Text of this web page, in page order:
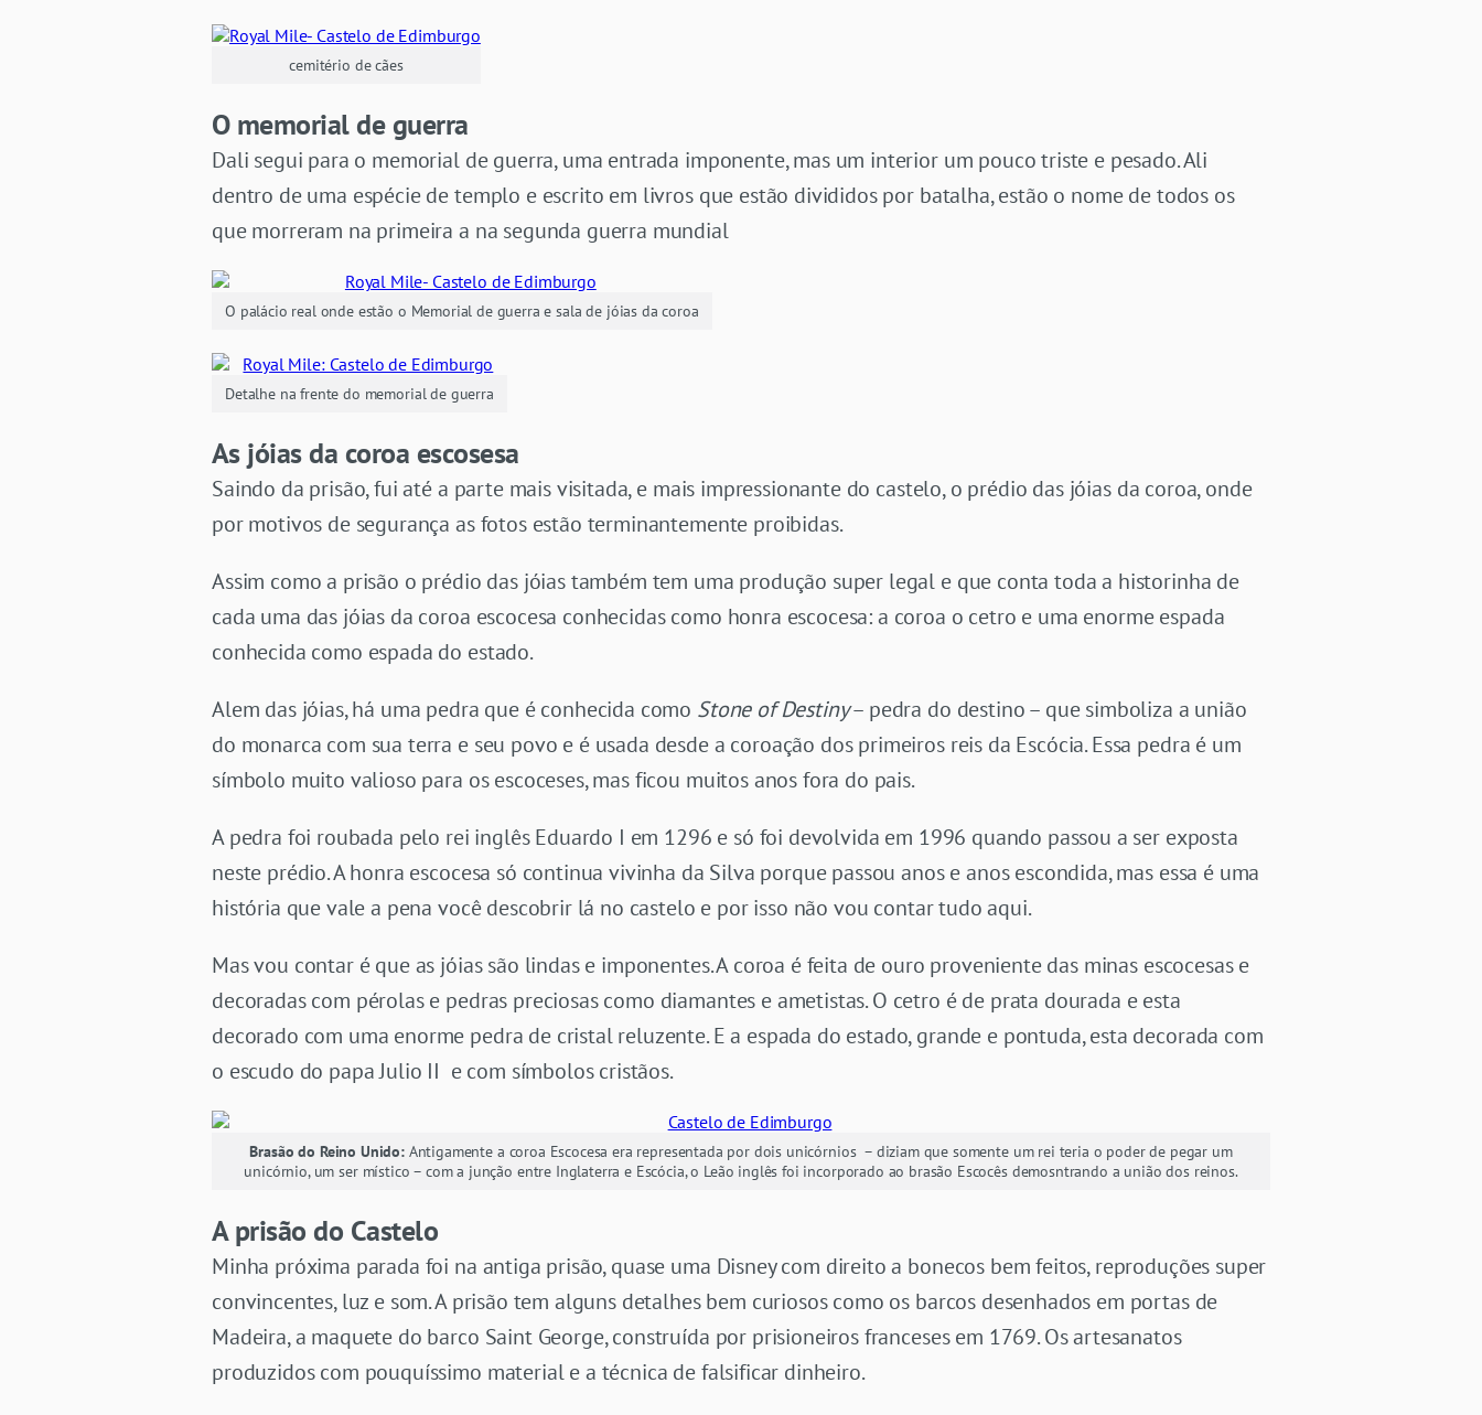
cemitério de cães
O memorial de guerra
Dali segui para o memorial de guerra, uma entrada imponente, mas um interior um pouco triste e pesado. Ali
dentro de uma espécie de templo e escrito em livros que estão divididos por batalha, estão o nome de todos os
que morreram na primeira a na segunda guerra mundial
O palácio real onde estão o Memorial de guerra e sala de jóias da coroa
Detalhe na frente do memorial de guerra
As jóias da coroa escosesa
Saindo da prisão, fui até a parte mais visitada, e mais impressionante do castelo, o prédio das jóias da coroa, onde
por motivos de segurança as fotos estão terminantemente proibidas.
Assim como a prisão o prédio das jóias também tem uma produção super legal e que conta toda a historinha de
cada uma das jóias da coroa escocesa conhecidas como honra escocesa: a coroa o cetro e uma enorme espada
conhecida como espada do estado.
Alem das jóias, há uma pedra que é conhecida como Stone of Destiny– pedra do destino – que simboliza a união
do monarca com sua terra e seu povo e é usada desde a coroação dos primeiros reis da Escócia. Essa pedra é um
símbolo muito valioso para os escoceses, mas ficou muitos anos fora do pais.
A pedra foi roubada pelo rei inglês Eduardo I em 1296 e só foi devolvida em 1996 quando passou a ser exposta
neste prédio. A honra escocesa só continua vivinha da Silva porque passou anos e anos escondida, mas essa é uma
história que vale a pena você descobrir lá no castelo e por isso não vou contar tudo aqui.
Mas vou contar é que as jóias são lindas e imponentes. A coroa é feita de ouro proveniente das minas escocesas e
decoradas com pérolas e pedras preciosas como diamantes e ametistas. O cetro é de prata dourada e esta
decorado com uma enorme pedra de cristal reluzente. E a espada do estado, grande e pontuda, esta decorada com
o escudo do papa Julio II e com símbolos cristãos.
Brasão do Reino Unido:Antigamente a coroa Escocesa era representada por dois unicórnios – diziam que somente um rei teria o poder de pegar um
unicórnio, um ser místico – com a junção entre Inglaterra e Escócia, o Leão inglês foi incorporado ao brasão Escocês demosntrando a união dos reinos.
A prisão do Castelo
Minha próxima parada foi na antiga prisão, quase uma Disney com direito a bonecos bem feitos, reproduções super
convincentes, luz e som. A prisão tem alguns detalhes bem curiosos como os barcos desenhados em portas de
Madeira, a maquete do barco Saint George, construída por prisioneiros franceses em 1769. Os artesanatos
produzidos com pouquíssimo material e a técnica de falsificar dinheiro.